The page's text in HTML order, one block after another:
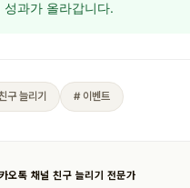
성과가 올라갑니다.
구 늘리기 # 이벤트
오톡 채널 친구 늘리기 전문가